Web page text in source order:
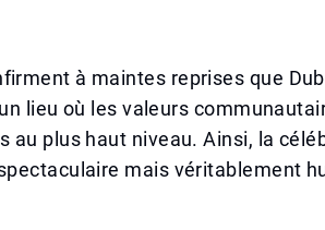
à maintes reprises que
lieu où les valeurs
au plus haut niveau. Ainsi, la
mais véritablement